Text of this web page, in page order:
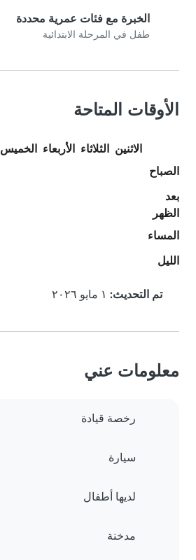
الخبرة مع فئات عمرية محددة
طفل في المرحلة الابتدائية
الأوقات المتاحة
الاثنين الثلاثاء الأربعاء الخميس
الصباح
بعد
الظهر
المساء
الليل
تم التحديث:
معلومات عني
رخصة قيادة
سيارة
لديها أطفال
مدخنة